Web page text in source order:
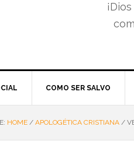
COMO SER SALVO
HOME / APOLOGÉTICA CRISTIANA /